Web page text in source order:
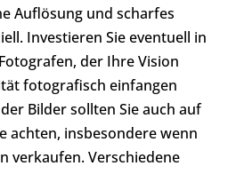
Auflösung und scharfes
Investieren Sie eventuell in
der Ihre Vision
fotografisch einfangen
Bilder sollten Sie auch auf
achten, insbesondere wenn
verkaufen. Verschiedene